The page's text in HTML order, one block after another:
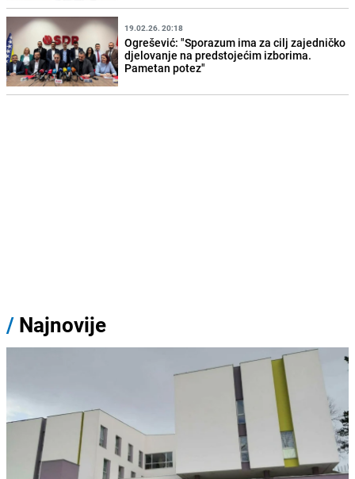
19.02.26. 20:18
Ogrešević: "Sporazum ima za cilj zajedničko
djelovanje na predstojećim izborima.
Pametan potez"
/ Najnovije